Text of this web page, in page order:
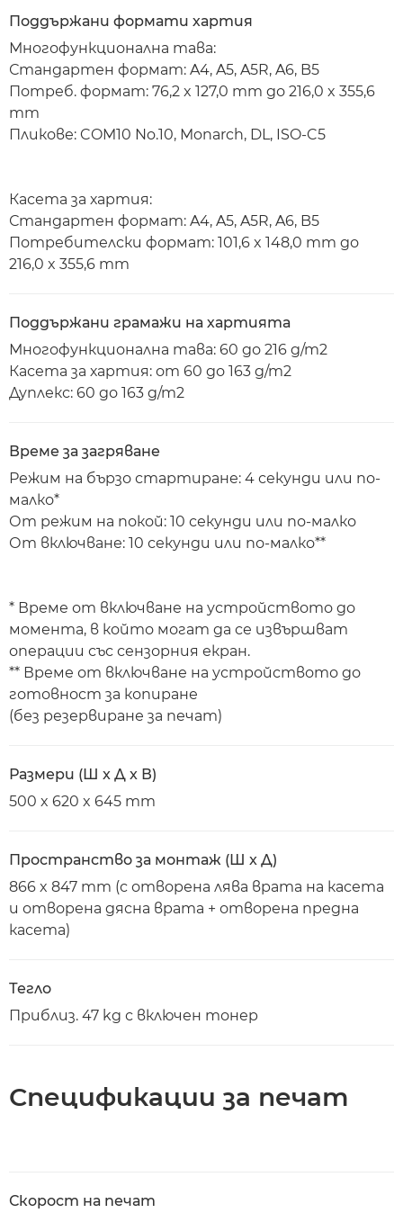
Поддържани формати хартия
Многофункционална тава:
Стандартен формат: A4, A5, A5R, A6, B5
Потреб. формат: 76,2 x 127,0 mm до 216,0 x 355,6
mm
Пликове: COM10 No.10, Monarch, DL, ISO-C5
Касета за хартия:
Стандартен формат: A4, A5, A5R, A6, B5
Потребителски формат: 101,6 x 148,0 mm до
216,0 x 355,6 mm
Поддържани грамажи на хартията
Многофункционална тава: 60 до 216 g/m2
Касета за хартия: от 60 до 163 g/m2
Дуплекс: 60 до 163 g/m2
Време за загряване
Режим на бързо стартиране: 4 секунди или по-
малко*
От режим на покой: 10 секунди или по-малко
От включване: 10 секунди или по-малко**
* Време от включване на устройството до
момента, в който могат да се извършват
операции със сензорния екран.
** Време от включване на устройството до
готовност за копиране
(без резервиране за печат)
Размери (Ш x Д x В)
500 x 620 x 645 mm
Пространство за монтаж (Ш x Д)
866 x 847 mm (с отворена лява врата на касета
и отворена дясна врата + отворена предна
касета)
Тегло
Приблиз. 47 kg с включен тонер
Спецификации за печат
Скорост на печат